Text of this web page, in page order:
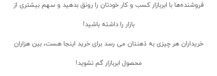
فروشنده‌ها با ابربازار کسب و کار خودتان را رونق بدهید و سهم بیشتری از
بازار را داشته باشید!
خریداران هر چیزی به ذهنتان می رسد برای خرید اینجا هست، بین هزاران
محصول ابربازار گم نشوید!